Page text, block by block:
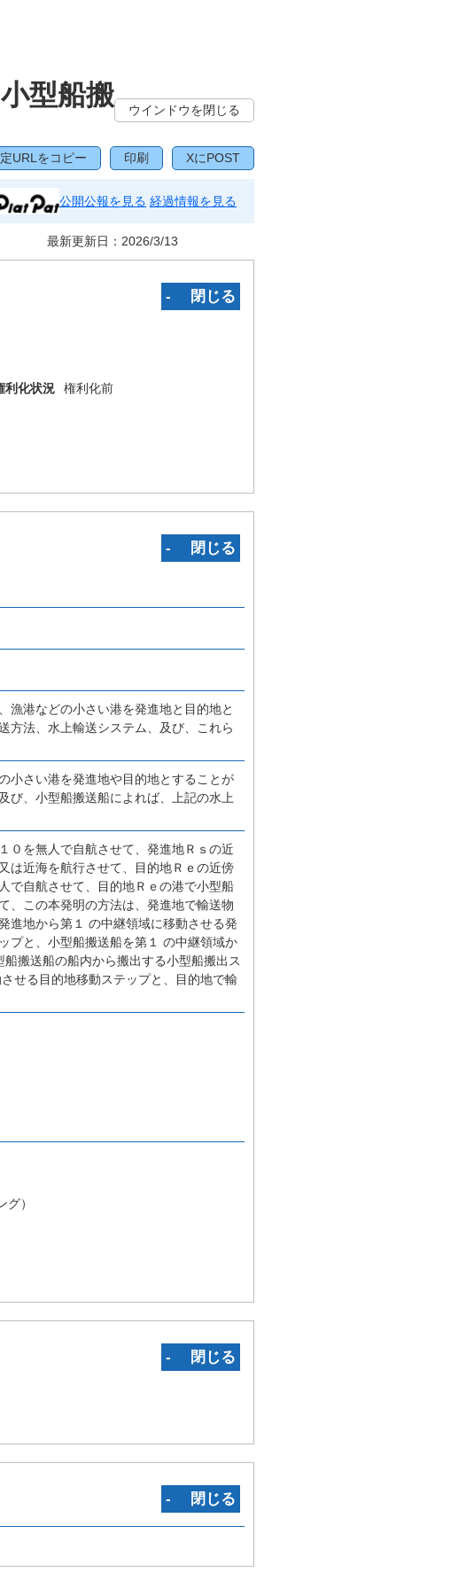
型船搬
ウインドウを閉じる
URLをコピー 印刷 XにPOST
公開公報を見る 経過情報を見る
最新更新日： 2026/3/13
‐ 閉じる
利化状況
権利化前
‐ 閉じる
漁港などの小さい港を発進地と目的地と
方法、水上輸送システム、及び、これら
小さい港を発進地や目的地とすることが
び、小型船搬送船によれば、上記の水上
０を無人で自航させて、発進地Ｒｓの近
は近海を航行させて、目的地Ｒｅの近傍
で自航させて、目的地Ｒｅの港で小型船
、この本発明の方法は、発進地で輸送物
進地から第１ の中継領域に移動させる発
プと、小型船搬送船を第１ の中継領域か
搬送船の船内から搬出する小型船搬出ス
せる目的地移動ステップと、目的地で輸
）
‐ 閉じる
‐ 閉じる